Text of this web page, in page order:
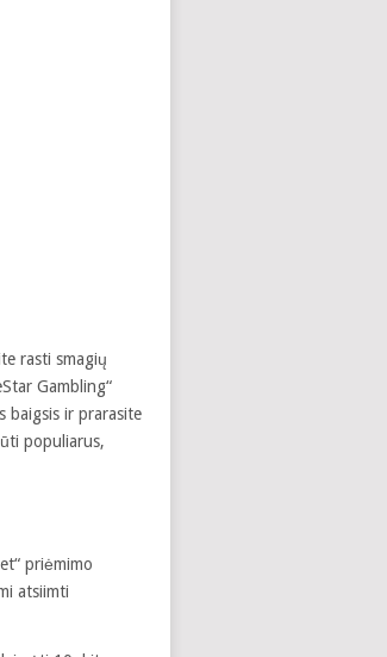
rasti smagių
Gambling“
baigsis ir prarasite
populiarus,
priėmimo
atsiimti